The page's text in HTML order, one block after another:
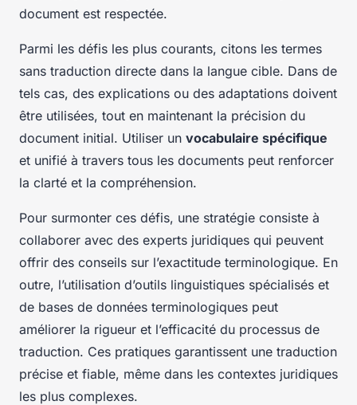
document est respectée.
Parmi les défis les plus courants, citons les termes
sans traduction directe dans la langue cible. Dans de
tels cas, des explications ou des adaptations doivent
être utilisées, tout en maintenant la précision du
document initial. Utiliser un vocabulaire spécifique
et unifié à travers tous les documents peut renforcer
la clarté et la compréhension.
Pour surmonter ces défis, une stratégie consiste à
collaborer avec des experts juridiques qui peuvent
offrir des conseils sur l’exactitude terminologique. En
outre, l’utilisation d’outils linguistiques spécialisés et
de bases de données terminologiques peut
améliorer la rigueur et l’efficacité du processus de
traduction. Ces pratiques garantissent une traduction
précise et fiable, même dans les contextes juridiques
les plus complexes.